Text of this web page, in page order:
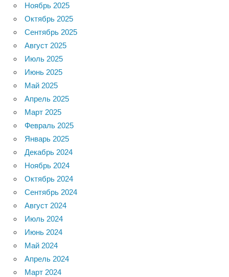
Ноябрь 2025
Октябрь 2025
Сентябрь 2025
Август 2025
Июль 2025
Июнь 2025
Май 2025
Апрель 2025
Март 2025
Февраль 2025
Январь 2025
Декабрь 2024
Ноябрь 2024
Октябрь 2024
Сентябрь 2024
Август 2024
Июль 2024
Июнь 2024
Май 2024
Апрель 2024
Март 2024